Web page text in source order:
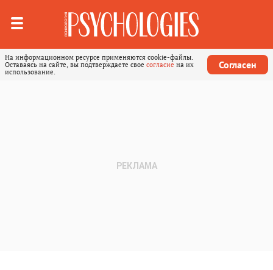
На информационном ресурсе применяются cookie-файлы.
Оставаясь на сайте, вы подтверждаете свое согласие на их
использование.
Согласен